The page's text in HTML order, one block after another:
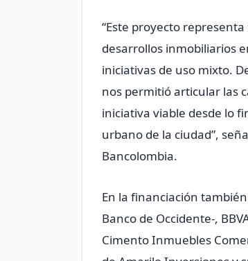
“Este proyecto
desarrollos inmobiliarios
iniciativas de uso mixto.
nos permitió articular las
iniciativa viable desde lo
urbano de la ciudad”,
Bancolombia.
En la financiación
Banco de Occidente-,
Cimento Inmuebles